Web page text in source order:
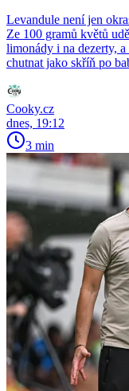
Levandule není jen
Ze 100 gramů květů
limonády i na dezerty,
chutnat jako skříň po
Cooky.cz
dnes, 19:12
3 min